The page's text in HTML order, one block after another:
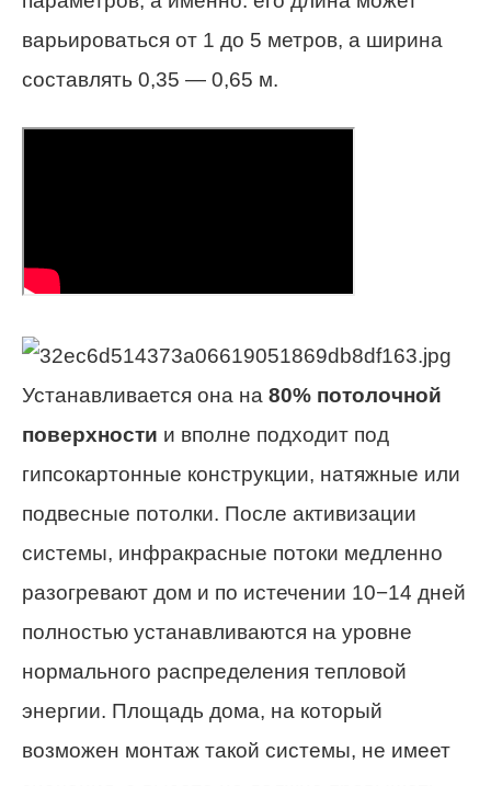
варьироваться от 1 до 5 метров, а ширина
составлять 0,35 — 0,65 м.
Устанавливается она на 80% потолочной
поверхности и вполне подходит под
гипсокартонные конструкции, натяжные или
подвесные потолки. После активизации
системы, инфракрасные потоки медленно
разогревают дом и по истечении 10−14 дней
полностью устанавливаются на уровне
нормального распределения тепловой
энергии. Площадь дома, на который
возможен монтаж такой системы, не имеет